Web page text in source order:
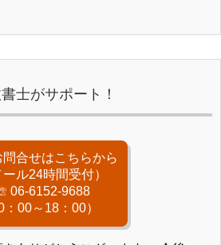
士がサポート！
問合せはこちらから
ール24時間受付）
06-6152-9688
：00～18：00）